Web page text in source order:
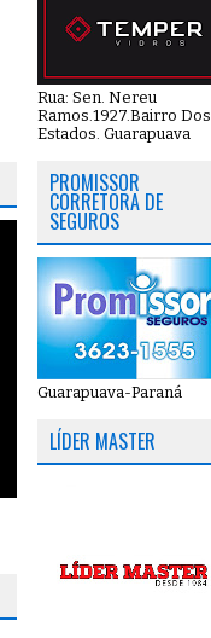
Rua: Sen. Nereu
Ramos.1927.Bairro Dos
Estados. Guarapuava
PROMISSOR
CORRETORA DE
SEGUROS
Guarapuava-Paraná
LÍDER MASTER